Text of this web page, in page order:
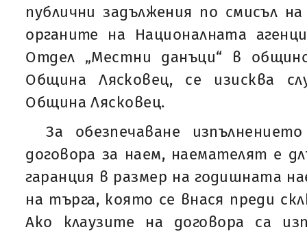
публични задължения по смисъл
органите на Националната
Отдел „Местни данъци“ в
Община Лясковец, се изисква
Община Лясковец.
За обезпечаване
договора за наем, наемателят е
гаранция в размер на годишната
на търга, която се внася преди
Ако клаузите на договора са